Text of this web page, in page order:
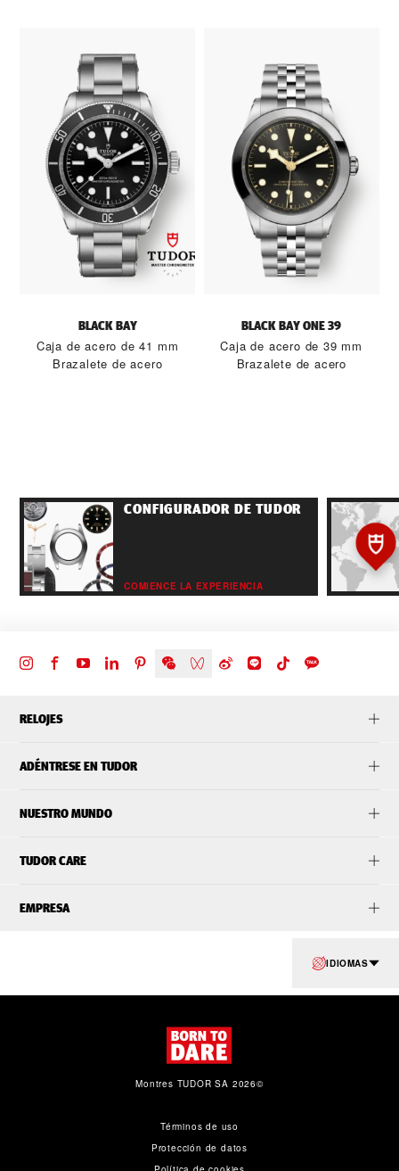
BLACK BAY
Caja de acero de 41 mm
Brazalete de acero
BLACK BAY ONE 39
Caja de acero de 39 mm
Brazalete de acero
CONFIGURADOR DE TUDOR
COMIENCE LA EXPERIENCIA
RELOJES
ADÉNTRESE EN TUDOR
NUESTRO MUNDO
TUDOR CARE
EMPRESA
IDIOMAS
Términos de uso
Protección de datos
Montres TUDOR SA 2026©